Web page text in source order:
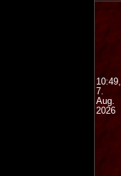
10:49,
7.
Aug.
2026